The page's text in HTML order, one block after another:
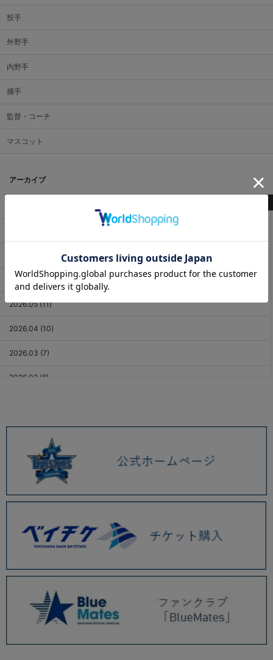
投手
外野手
内野手
捕手
監督・コーチ
マスコット
アーカイブ
2026.06 (12)
2026.05 (11)
2026.04 (10)
2026.03 (7)
2026.02 (6)
2025.12 (3)
2025.11 (6)
2025.10 (5)
2025.09 (5)
2025.08 (6)
2025.07 (6)
7/29(火)『YOKOHAMA STAR☆NIGHT 2025』関連グッズ第3弾、THE
CLOSERタオルなど新商品発売！
7/25(金)森原選手、牧選手、宮﨑選手のプロデュースグッズやアクリルアー
トパネルグッズなど新商品発売！
7/18(金)井上選手や小園選手の初記念グッズや『YOKOHAMA
7/23(水)『マイナビオールスターゲーム THE FESTIVAL 2025 in